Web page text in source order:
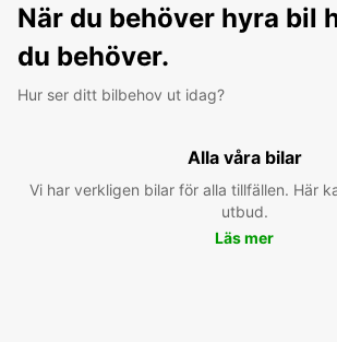
När du behöver hyra bil
du behöver.
Hur ser ditt bilbehov ut idag?
Alla våra bilar
Vi har verkligen bilar för alla tillfällen. Här
utbud.
Läs mer